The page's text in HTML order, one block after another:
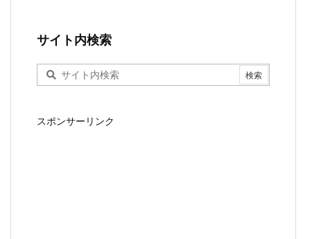
サイト内検索
スポンサーリンク